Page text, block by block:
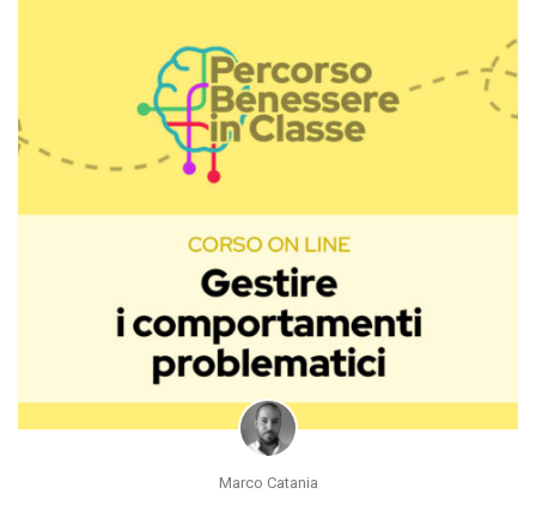
Marco Catania